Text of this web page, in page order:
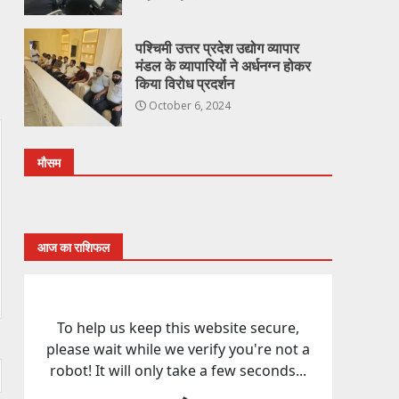
पश्चिमी उत्तर प्रदेश उद्योग व्यापार
मंडल के व्यापारियों ने अर्धनग्न होकर
किया विरोध प्रदर्शन
October 6, 2024
मौसम
आज का राशिफल